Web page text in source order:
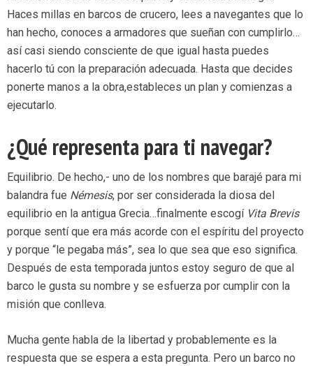
Haces millas en barcos de crucero, lees a navegantes que lo
han hecho, conoces a armadores que sueñan con cumplirlo…
así casi siendo consciente de que igual hasta puedes
hacerlo tú con la preparación adecuada. Hasta que decides
ponerte manos a la obra,estableces un plan y comienzas a
ejecutarlo.
¿Qué representa para ti navegar?
Equilibrio. De hecho,- uno de los nombres que barajé para mi
balandra fue Némesis, por ser considerada la diosa del
equilibrio en la antigua Grecia…finalmente escogí Vita Brevis
porque sentí que era más acorde con el espíritu del proyecto
y porque “le pegaba más”, sea lo que sea que eso significa.
Después de esta temporada juntos estoy seguro de que al
barco le gusta su nombre y se esfuerza por cumplir con la
misión que conlleva.
Mucha gente habla de la libertad y probablemente es la
respuesta que se espera a esta pregunta. Pero un barco no